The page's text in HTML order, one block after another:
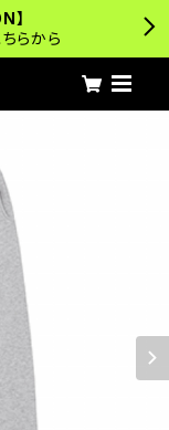
】
らから